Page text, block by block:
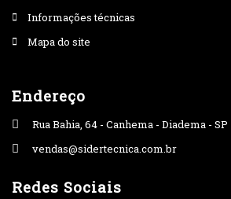
Informações técnicas
Mapa do site
Endereço
Rua Bahia, 64 - Canhema - Diadema - SP
vendas@sidertecnica.com.br
Redes Sociais